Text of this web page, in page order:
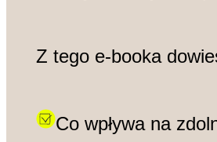
Z tego e-booka
Co wpływa na